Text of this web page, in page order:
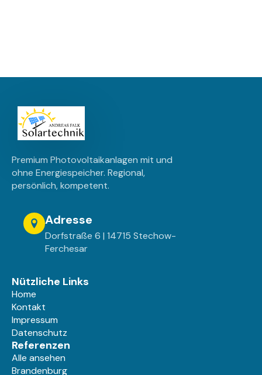
Premium Photovoltaikanlagen mit und
ohne Energiespeicher. Regional,
persönlich, kompetent.
Adresse
Dorfstraße 6 | 14715 Stechow-
Ferchesar
Nützliche Links
Home
Kontakt
Impressum
Datenschutz
Referenzen
Alle ansehen
Brandenburg